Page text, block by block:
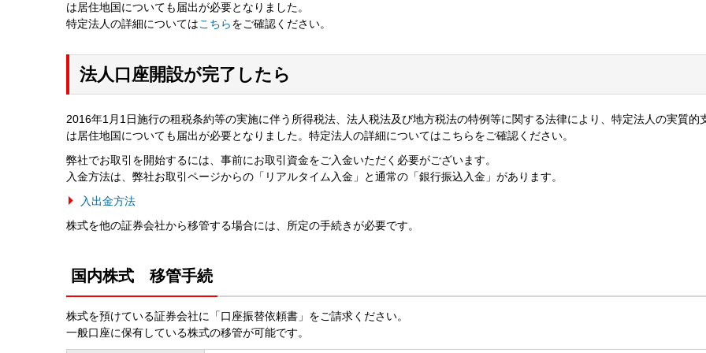
は居住地国についても届出が必要となりました。
特定法人の詳細についてはこちらをご確認ください。
法人口座開設が完了したら
2016年1月1日施行の租税条約等の実施に伴う所得税法、法人税法及び地方税法の特例等に関する法律により、特定法人の実質的
は居住地国についても届出が必要となりました。特定法人の詳細についてはこちらをご確認ください。
弊社でお取引を開始するには、事前にお取引資金をご入金いただく必要がございます。
入金方法は、弊社お取引ページからの「リアルタイム入金」と通常の「銀行振込入金」があります。
入出金方法
株式を他の証券会社から移管する場合には、所定の手続きが必要です。
国内株式 移管手続
株式を預けている証券会社に「口座振替依頼書」をご請求ください。
一般口座に保有している株式の移管が可能です。